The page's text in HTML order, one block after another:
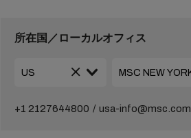
所在国／ローカルオフィス
+1 2127644800 usa-info@msc.com